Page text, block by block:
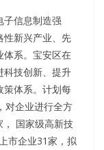
子信息制造强
性新兴产业、先
体系。宝安区在
科技创新、提升
策体系。计划每
对企业进行全方
国家级高新技
市企业31家，拟